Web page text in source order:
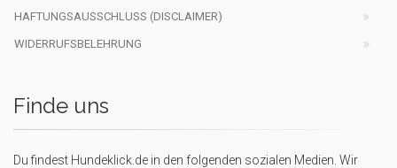
HAFTUNGSAUSSCHLUSS (DISCLAIMER)
WIDERRUFSBELEHRUNG
Finde uns
Du findest Hundeklick.de in den folgenden sozialen Medien. Wir